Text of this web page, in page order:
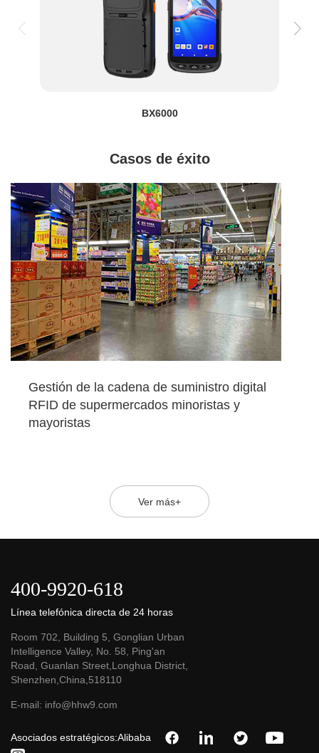
BX6000
Casos de éxito
Gestión de la cadena de suministro digital
RFID de supermercados minoristas y
mayoristas
Ver más+
400-9920-618
Línea telefónica directa de 24 horas
Room 702, Building 5, Gonglian Urban
Intelligence Valley, No. 58, Ping'an
Road, Guanlan Street,Longhua District,
Shenzhen,China,518110
E-mail: info@hhw9.com
Asociados estratégicos:Alibaba